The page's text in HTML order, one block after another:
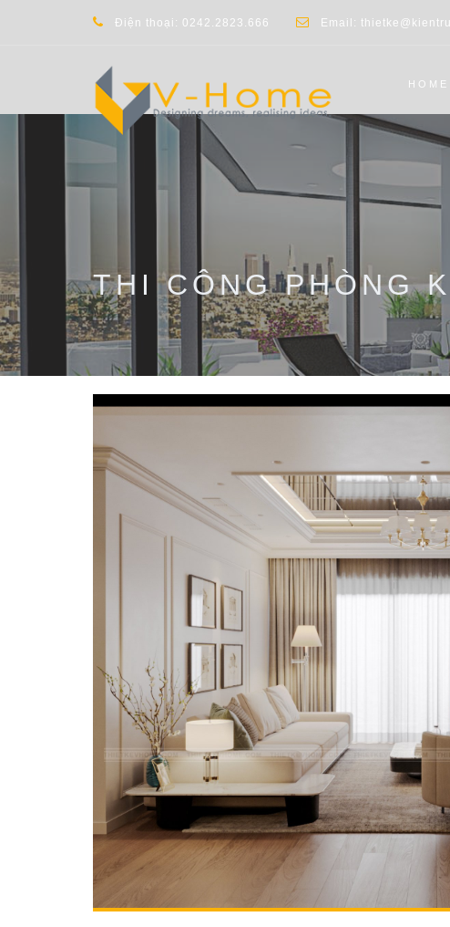
Điện thoại: 0242.2823.666 Email:
HOME
THI CÔNG PHÒNG